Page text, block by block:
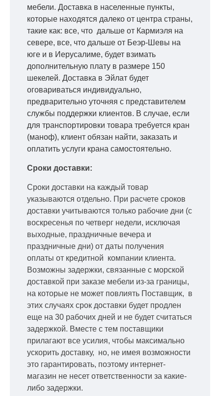
мебели. Доставка в населенные пункты,
которые находятся далеко от центра страны,
такие как: все, что дальше от Кармиэля на
севере, все, что дальше от Беэр-Шевы на
юге и в Иерусалиме, будет взимать
дополнительную плату в размере 150
шекелей. Доставка в Эйлат будет
оговариваться индивидуально,
предварительно уточняя с представителем
службы поддержки клиентов. В случае, если
для транспортировки товара требуется кран
(маноф), клиент обязан найти, заказать и
оплатить услуги крана самостоятельно.
Сроки доставки:
Сроки доставки на каждый товар
указываются отдельно. При расчете сроков
доставки учитываются только рабочие дни (с
воскресенья по четверг недели, исключая
выходные, праздничные вечера и
праздничные дни) от даты получения
оплаты от кредитной компании клиента.
Возможны задержки, связанные с морской
доставкой при заказе мебели из-за границы,
на которые не может повлиять Поставщик, в
этих случаях срок доставки будет продлен
еще на 30 рабочих дней и не будет считаться
задержкой. Вместе с тем поставщики
прилагают все усилия, чтобы максимально
ускорить доставку, но, не имея возможности
это гарантировать, поэтому интернет-
магазин не несет ответственности за какие-
либо задержки.